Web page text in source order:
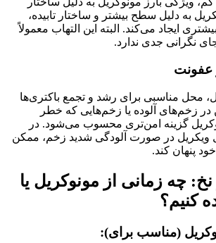
به دلیل سطح بیشتر و ساختار تابیده،
ایجاد می‌کند. البته این التهاب معمولاً
نگرانی جدی ندارد.
محل مناسبی برای رشد و تجمع باکتری‌ها
در زخم‌های آلوده یا زخم‌هایی که خطر
گزینه امن‌تری محسوب می‌شود. در
ویکریل در صورت آلودگی شدید زخم، ممکن
پنهان کند.
چه زمانی از مونوکریل یا
کنیم؟
(مناسب برای):